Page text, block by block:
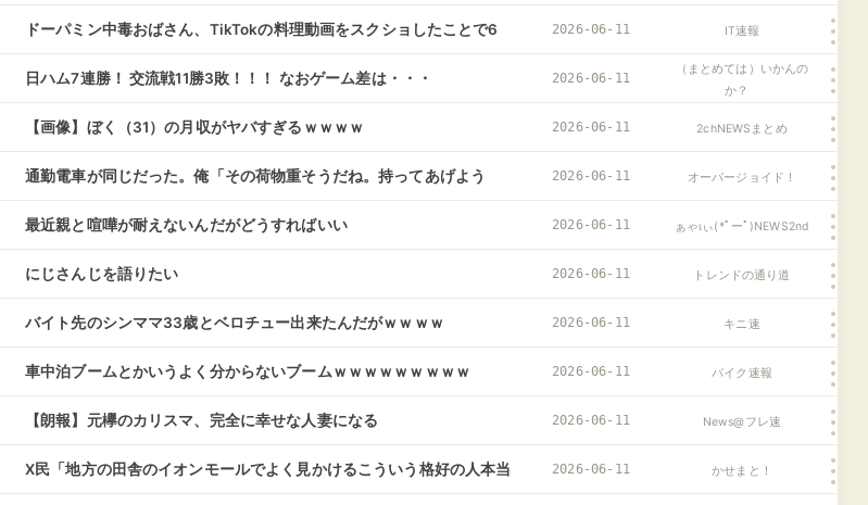
ら激怒し、とんでもない理不尽クレームLINEを寄こしてきて！？
すぎる代償
ドーパミン中毒おばさん、TikTokの料理動画をスクショしたことで6
人を丸焦げに
2026-06-11 IT速報
日ハム7連勝！ 交流戦11勝3敗！！！ なおゲーム差は・・・ 2026-06-11
（まとめては）いかんの
か？
【画像】ぼく（31）の月収がヤバすぎるｗｗｗｗ 2026-06-11 2chNEWSまとめ
通勤電車が同じだった。俺「その荷物重そうだね。持ってあげよう
か？」jcの女「…すみません。おじさんありがとう！」俺（おじさ
ん！？まだ23歳だぞ？） → なんと10年後に再会し…….
2026-06-11 オーバージョイド！
最近親と喧嘩が耐えないんだがどうすればいい 2026-06-11 ぁゃιぃ(*ﾟーﾟ)NEWS2nd
にじさんじを語りたい 2026-06-11 トレンドの通り道
バイト先のシンママ33歳とベロチュー出来たんだがｗｗｗｗ 2026-06-11 キニ速
車中泊ブームとかいうよく分からないブームｗｗｗｗｗｗｗｗｗ 2026-06-11 バイク速報
【朗報】元欅のカリスマ、完全に幸せな人妻になる 2026-06-11 News@フレ速
X民「地方の田舎のイオンモールでよく見かけるこういう格好の人本当 2026-06-11 かせまと！